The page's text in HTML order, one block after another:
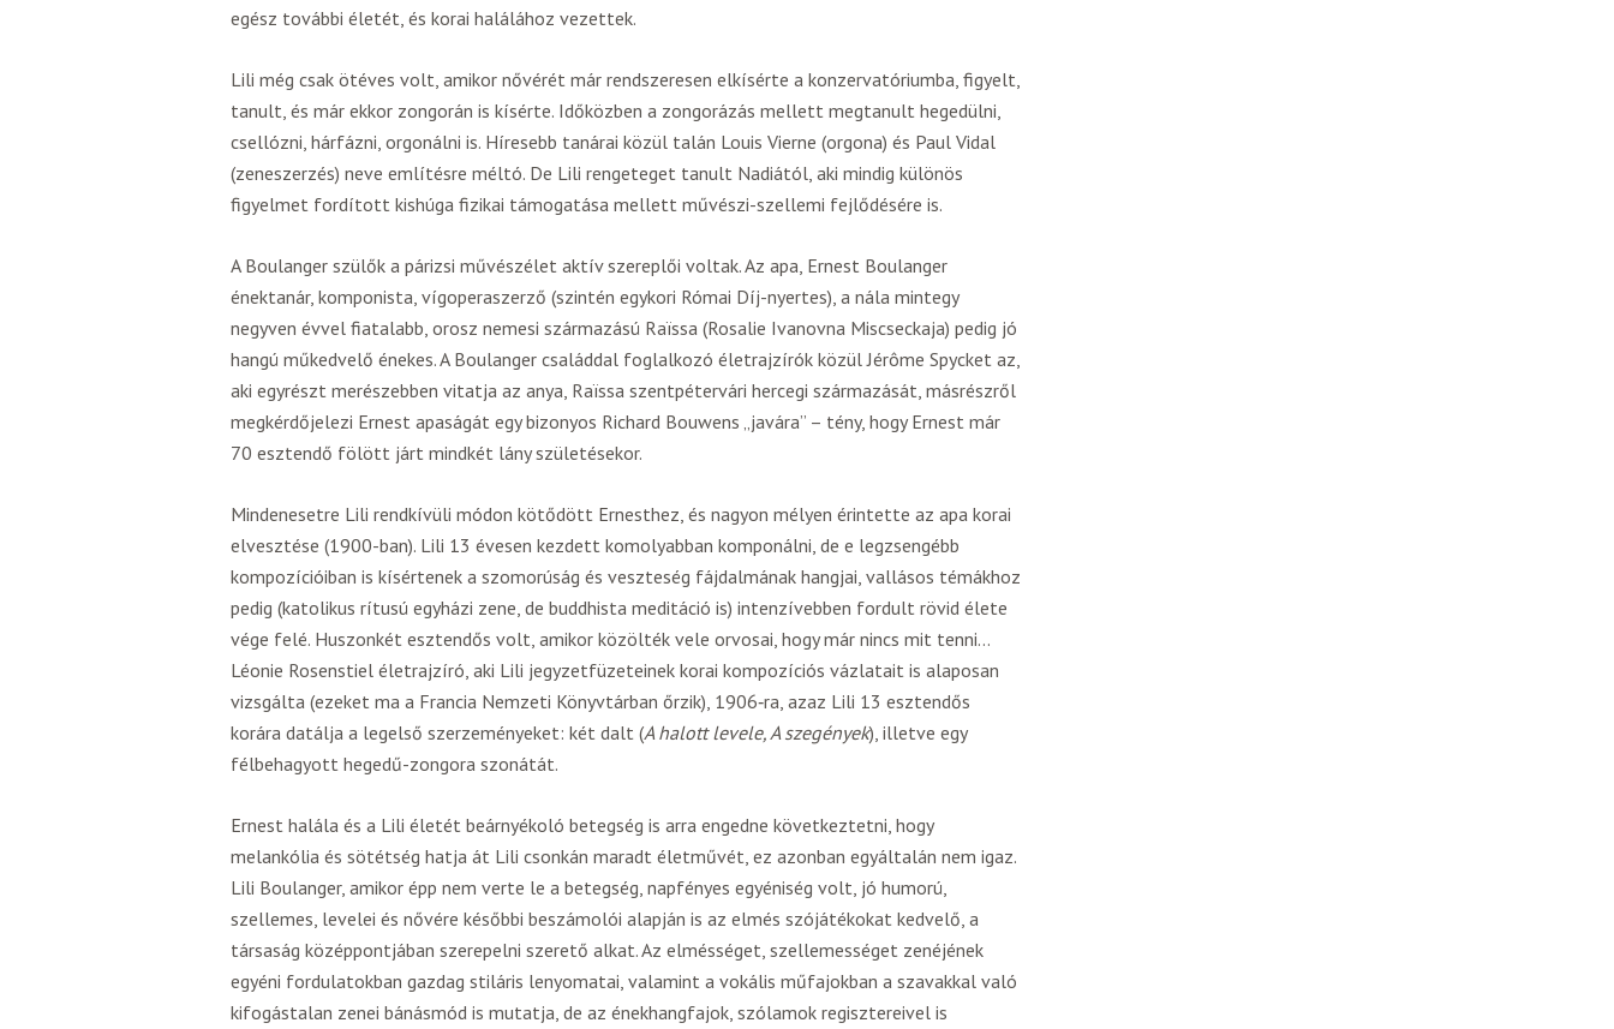
egész további életét, és korai halálához vezettek.
Lili még csak ötéves volt, amikor nővérét már rendszeresen elkísérte a konzervatóriumba, figyelt,
tanult, és már ekkor zongorán is kísérte. Időközben a zongorázás mellett megtanult hegedülni,
csellózni, hárfázni, orgonálni is. Híresebb tanárai közül talán Louis Vierne (orgona) és Paul Vidal
(zeneszerzés) neve említésre méltó. De Lili rengeteget tanult Nadiától, aki mindig különös
figyelmet fordított kishúga fizikai támogatása mellett művészi-szellemi fejlődésére is.
A Boulanger szülők a párizsi művészélet aktív szereplői voltak. Az apa, Ernest Boulanger
énektanár, komponista, vígoperaszerző (szintén egykori Római Díj-nyertes), a nála mintegy
negyven évvel fiatalabb, orosz nemesi származású Raïssa (Rosalie Ivanovna Miscseckaja) pedig jó
hangú műkedvelő énekes. A Boulanger családdal foglalkozó életrajzírók közül Jérôme Spycket az,
aki egyrészt merészebben vitatja az anya, Raïssa szentpétervári hercegi származását, másrészről
megkérdőjelezi Ernest apaságát egy bizonyos Richard Bouwens „javára” – tény, hogy Ernest már
70 esztendő fölött járt mindkét lány születésekor.
Mindenesetre Lili rendkívüli módon kötődött Ernesthez, és nagyon mélyen érintette az apa korai
elvesztése (1900-ban). Lili 13 évesen kezdett komolyabban komponálni, de e legzsengébb
kompozícióiban is kísértenek a szomorúság és veszteség fájdalmának hangjai, vallásos témákhoz
pedig (katolikus rítusú egyházi zene, de buddhista meditáció is) intenzívebben fordult rövid élete
vége felé. Huszonkét esztendős volt, amikor közölték vele orvosai, hogy már nincs mit tenni…
Léonie Rosenstiel életrajzíró, aki Lili jegyzetfüzeteinek korai kompozíciós vázlatait is alaposan
vizsgálta (ezeket ma a Francia Nemzeti Könyvtárban őrzik), 1906‑ra, azaz Lili 13 esztendős
korára datálja a legelső szerzeményeket: két dalt (A halott levele, A szegények), illetve egy
félbehagyott hegedű-zongora szonátát.
Ernest halála és a Lili életét beárnyékoló betegség is arra engedne következtetni, hogy
melankólia és sötétség hatja át Lili csonkán maradt életművét, ez azonban egyáltalán nem igaz.
Lili Boulanger, amikor épp nem verte le a betegség, napfényes egyéniség volt, jó humorú,
szellemes, levelei és nővére későbbi beszámolói alapján is az elmés szójátékokat kedvelő, a
társaság középpontjában szerepelni szerető alkat. Az elmésséget, szellemességet zenéjének
egyéni fordulatokban gazdag stiláris lenyomatai, valamint a vokális műfajokban a szavakkal való
kifogástalan zenei bánásmód is mutatja, de az énekhangfajok, szólamok regisztereivel is